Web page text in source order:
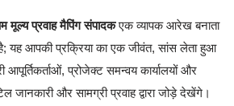
मूल्य प्रवाह मैपिंग संपादकएक व्यापक आरेख बनाता
यह आपकी प्रक्रिया का एक जीवंत, सांस लेता हुआ
प्रोजेक्ट समन्वय कार्यालयों और
जानकारी और सामग्री प्रवाह द्वारा जोड़े देखेंगे।